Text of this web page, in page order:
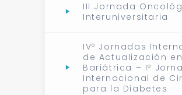
III Jornada
Interuniversitaria
IVº Jornadas
de Actualización
Bariátrica – Iº
Internacional de
para la Diabetes